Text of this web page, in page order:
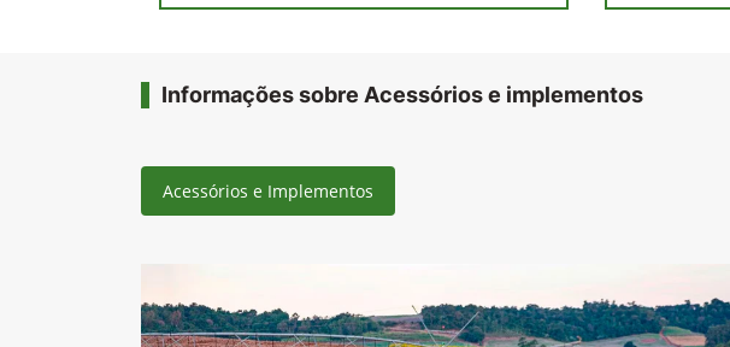
Informações sobre Acessórios e implementos
Acessórios e Implementos